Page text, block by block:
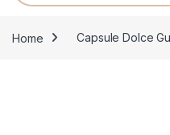
Home Capsule Dolce